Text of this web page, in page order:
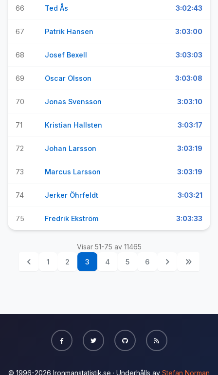
66 Ted Ås 3:02:43
67 Patrik Hansen 3:03:00
68 Josef Bexell 3:03:03
69 Oscar Olsson 3:03:08
70 Jonas Svensson 3:03:10
71 Kristian Hallsten 3:03:17
72 Johan Larsson 3:03:19
73 Marcus Larsson 3:03:19
74 Jerker Öhrfeldt 3:03:21
75 Fredrik Ekström 3:03:33
Visar 51-75 av 11465
1
2 3 4 5 6
© 1996-2026 Ironmanstatistik.se · Underhålls av Stefan Norman